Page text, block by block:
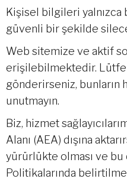
Kişisel bilgileri yalnızca
güvenli bir şekilde
Web sitemize ve aktif
erişilebilmektedir.
gönderirseniz,
unutmayın.
Biz, hizmet
Alanı (AEA) dışına
yürürlükte olması ve
Politikalarında